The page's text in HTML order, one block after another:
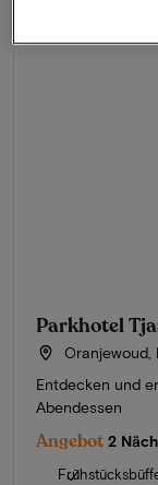
Parkhotel
Oranjewoud,
Entdecken und
Abendessen
Angebot 2